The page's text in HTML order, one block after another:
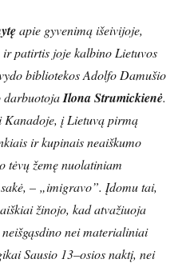
apie gyvenimą išeivijoje,
patirtis joje kalbino Lietuvos
bibliotekos Adolfo Damušio
darbuotojaIlona Strumickienė.
Kanadoje, į Lietuvą pirmą
ir kupinais neaiškumo
tėvų žemę nuolatiniam
– „imigravo”. Įdomu tai,
žinojo, kad atvažiuoja
nei materialiniai
Sausio 13–osios naktį, nei